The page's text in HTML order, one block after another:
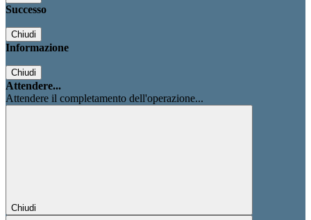
Successo
Chiudi
Informazione
Chiudi
Attendere...
Attendere il completamento dell'operazione...
Chiudi